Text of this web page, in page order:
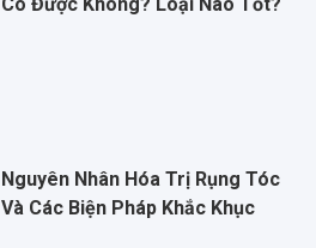
Nguyên Nhân Hóa Trị Rụng Tóc
Và Các Biện Pháp Khắc Khục